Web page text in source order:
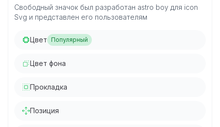
Свободный значок был разработан astro boy для icon
Svg и представлен его пользователям
Цвет Популярный
Цвет фона
Прокладка
Позиция